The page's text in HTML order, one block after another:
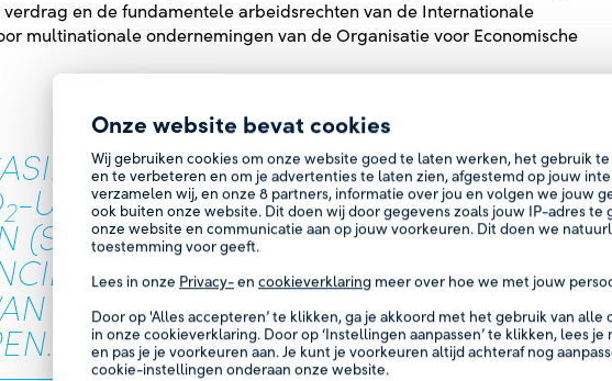
Onze website bevat cookies
Wij gebruiken cookies om onze website goed te laten werken, het gebruik te
en te verbeteren en om je advertenties te laten zien, afgestemd op jouw
verzamelen wij, en onze 8 partners, informatie over jou en volgen we jouw
ook buiten onze website. Dit doen wij door gegevens zoals jouw IP-adres te
onze website en communicatie aan op jouw voorkeuren. Dit doen we
toestemming voor geeft.
Lees in onze Privacy-en cookieverklaring meer over hoe we met jouw
Door op 'Alles accepteren’ te klikken, ga je akkoord met het gebruik van alle
in onze cookieverklaring. Door op ‘Instellingen aanpassen’ te klikken, lees
en pas je je voorkeuren aan. Je kunt je voorkeuren altijd achteraf nog
cookie-instellingen onderaan onze website.
en de fundamentele arbeidsrechten van de Internationale
multinationale ondernemingen van de Organisatie voor Economische
STREEFT ERNAAR OM IN
2-UITSTOOT VAN ZIJN INDIRECTE
(SCOPE 3), ZOALS
EN TRANSPORT, TEN
2023 MET 25% TE